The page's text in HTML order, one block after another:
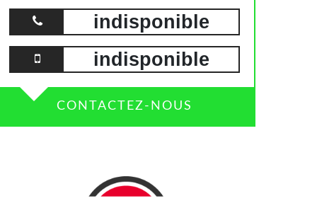
indisponible
indisponible
CONTACTEZ-NOUS